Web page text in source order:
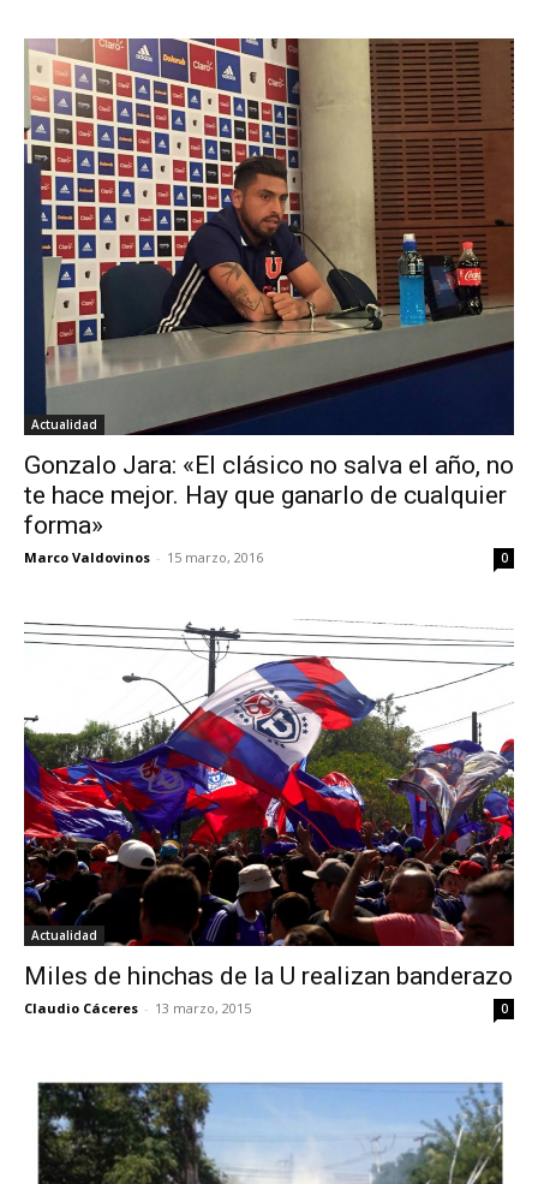
Actualidad
Gonzalo Jara: «El clásico no salva el año, no
te hace mejor. Hay que ganarlo de cualquier
forma»
Marco Valdovinos - 15 marzo, 2016 0
Actualidad
Miles de hinchas de la U realizan banderazo
Claudio Cáceres - 13 marzo, 2015 0